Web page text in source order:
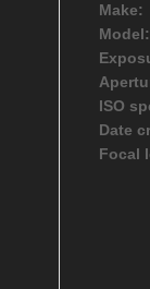
Make:
Model:
ISO
Date
Focal